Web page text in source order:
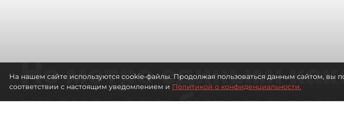
Не метро единым:
транспорт будет
На нашем сайте используются cookie-файлы. Продолжая пользоваться данным сайтом, вы
соответствии с настоящим уведомлением и Политикой о конфиденциальности.